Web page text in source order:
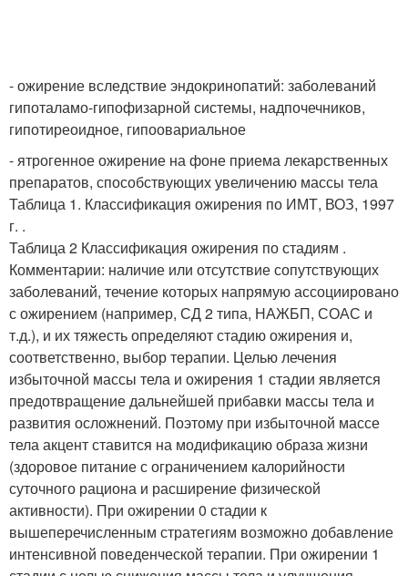
- ожирение вследствие эндокринопатий: заболеваний
гипоталамо-гипофизарной системы, надпочечников,
гипотиреоидное, гипоовариальное
- ятрогенное ожирение на фоне приема лекарственных
препаратов, способствующих увеличению массы тела
Таблица 1. Классификация ожирения по ИМТ, ВОЗ, 1997
г. .
Таблица 2 Классификация ожирения по стадиям .
Комментарии: наличие или отсутствие сопутствующих
заболеваний, течение которых напрямую ассоциировано
с ожирением (например, СД 2 типа, НАЖБП, СОАС и
т.д.), и их тяжесть определяют стадию ожирения и,
соответственно, выбор терапии. Целью лечения
избыточной массы тела и ожирения 1 стадии является
предотвращение дальнейшей прибавки массы тела и
развития осложнений. Поэтому при избыточной массе
тела акцент ставится на модификацию образа жизни
(здоровое питание с ограничением калорийности
суточного рациона и расширение физической
активности). При ожирении 0 стадии к
вышеперечисленным стратегиям возможно добавление
интенсивной поведенческой терапии. При ожирении 1